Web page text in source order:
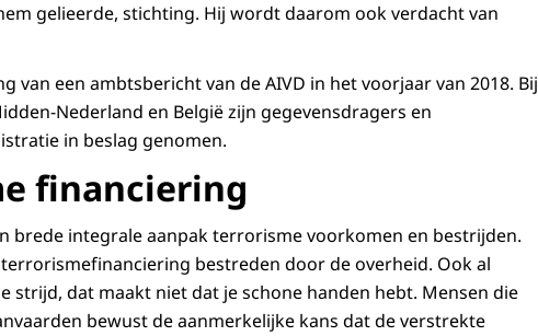
gelieerde, stichting. Hij wordt daarom ook verdacht van
van een ambtsbericht van de AIVD in het voorjaar van 2018. Bij
Nederland en België zijn gegevensdragers en
in beslag genomen.
financiering
brede integrale aanpak terrorisme voorkomen en bestrijden.
bestreden door de overheid. Ook al
strijd, dat maakt niet dat je schone handen hebt. Mensen die
bewust de aanmerkelijke kans dat de verstrekte